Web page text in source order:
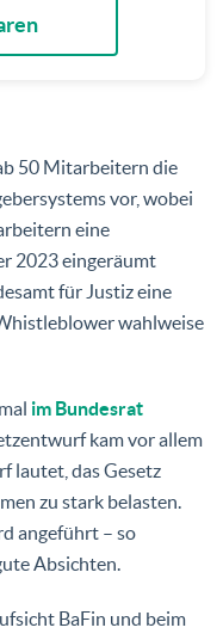
50 Mitarbeitern die
vor, wobei
eine
2023 eingeräumt
für Justiz eine
wahlweise
im Bundesrat
kam vor allem
lautet, das Gesetz
zu stark belasten.
angeführt – so
Absichten.
BaFin und beim